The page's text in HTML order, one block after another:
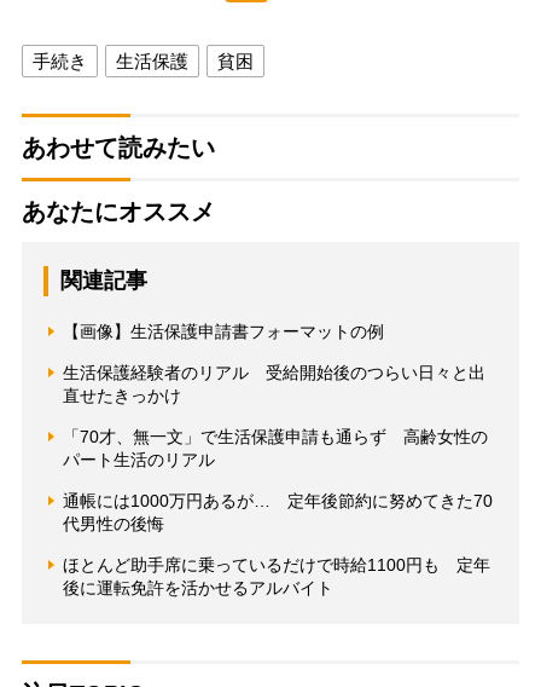
手続き 生活保護 貧困
あわせて読みたい
あなたにオススメ
関連記事
【画像】生活保護申請書フォーマットの例
生活保護経験者のリアル 受給開始後のつらい日々と出
直せたきっかけ
「70才、無一文」で生活保護申請も通らず 高齢女性の
パート生活のリアル
通帳には1000万円あるが… 定年後節約に努めてきた70
代男性の後悔
ほとんど助手席に乗っているだけで時給1100円も 定年
後に運転免許を活かせるアルバイト